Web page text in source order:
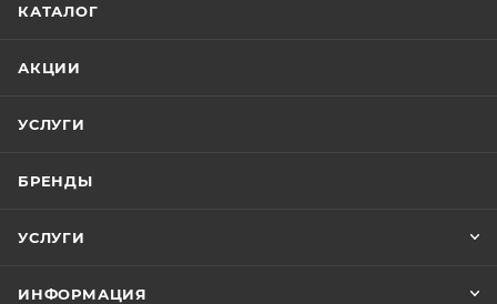
КАТАЛОГ
АКЦИИ
УСЛУГИ
БРЕНДЫ
УСЛУГИ
ИНФОРМАЦИЯ